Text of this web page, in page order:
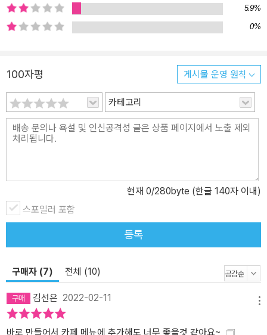
딩처럼 차갑게 즐기는 콜드 디저트 등 카페 음료와 함께 즐기기 좋은
다양한 메뉴를 소개하고 있다. 오늘부터 하나씩, 슈가레인이 강력 추
인스타그램 감성 사진 찍기 등 디저트 판매를 고민하는 분들을 위한
작하는 사람도 누구나 차근차근 따라 할 수 있도록 기본 도구&재료,
기본 테크닉과 용어, 자주 사용되는 데코레이션 재료 만드는 방법 등
을 자세히 소개했다. 또한 특별히 카페 운영자들에게 도움이 될 수 있
본적이면서도 가장 중요한 판매 전략들(수익성 개선을 위한 원가 계
산과 판매가 산정 방법, 마케팅적으로 활용할 수 있는 인스타그램 감
성 사진 촬영법)을 책 후반부에 간략히 소개했으니 절대 놓치지 말자!
5.9%
0%
100자평 게시물 운영 원칙
카테고리
현재 0/280byte (한글 140자 이내)
스포일러 포함
등록
구매자 (7) 전체 (10)
김선은 2022-02-11
바로 만들어서 카페 메뉴에 추가해도 너무 좋을것 같아요~